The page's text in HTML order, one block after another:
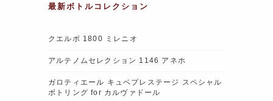
最新ボトルコレクション
クエルボ 1800 ミレニオ
アルテノムセレクション 1146 アネホ
ガロティエール キュベプレステージ スペシャル
ボトリング for カルヴァドール